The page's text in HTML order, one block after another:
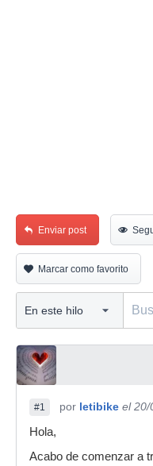
Enviar post
Marcar como favorito
#1 por letibike el 20/
Hola,
Acabo de comenzar a